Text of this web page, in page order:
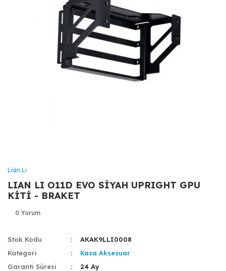
Lian Li
LIAN LI O11D EVO SİYAH UPRIGHT GPU
KİTİ - BRAKET
0 Yorum
Stok Kodu
AKAK9LLI0008
Kategori
Kasa Aksesuar
Garanti Süresi
24 Ay